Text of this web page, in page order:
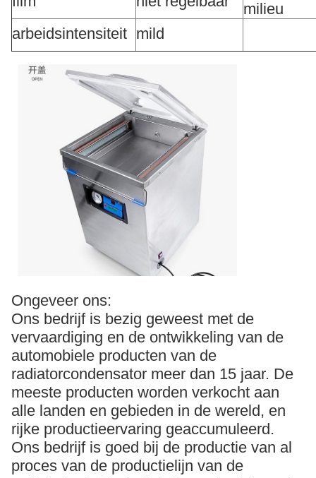
milieu
arbeidsintensiteit mild
Ongeveer ons:
Ons bedrijf is bezig geweest met de
vervaardiging en de ontwikkeling van de
automobiele producten van de
radiatorcondensator meer dan 15 jaar. De
meeste producten worden verkocht aan
alle landen en gebieden in de wereld, en
rijke productieervaring geaccumuleerd.
Ons bedrijf is goed bij de productie van al
proces van de productielijn van de